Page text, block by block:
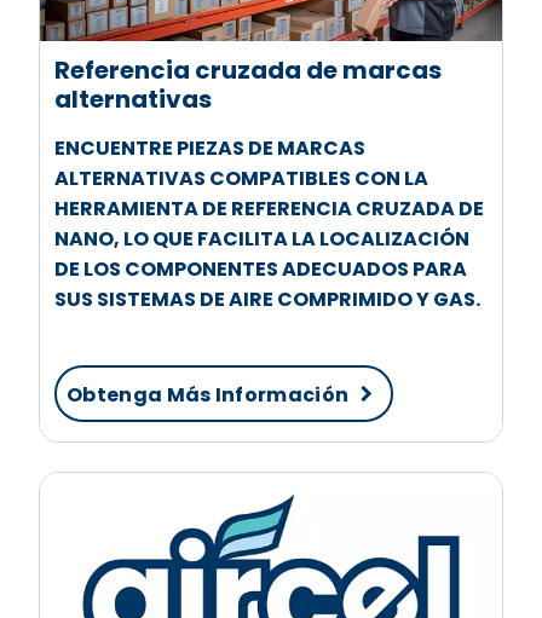
Referencia cruzada de marcas
alternativas
ENCUENTRE PIEZAS DE MARCAS
ALTERNATIVAS COMPATIBLES CON LA
HERRAMIENTA DE REFERENCIA CRUZADA DE
NANO, LO QUE FACILITA LA LOCALIZACIÓN
DE LOS COMPONENTES ADECUADOS PARA
SUS SISTEMAS DE AIRE COMPRIMIDO Y GAS.
Obtenga Más Información